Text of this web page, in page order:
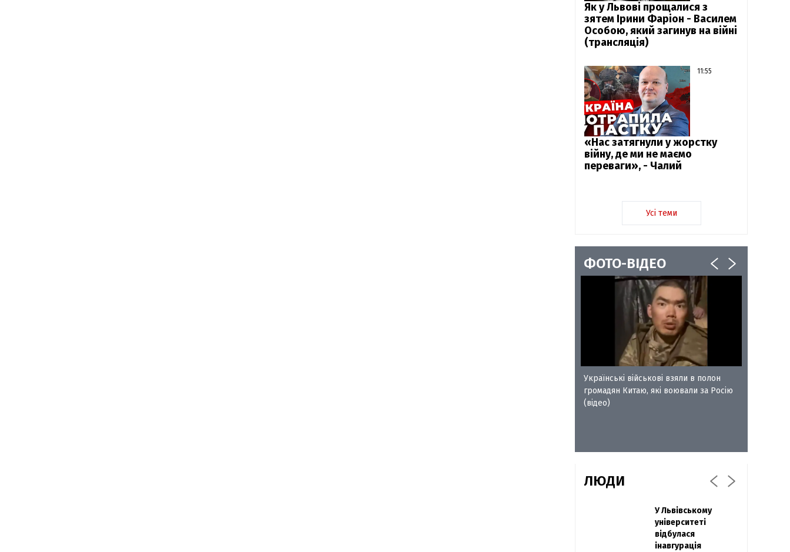
Як у Львові прощалися з
зятем Ірини Фаріон - Василем
Особою, який загинув на війні
(трансляція)
11:55
«Нас затягнули у жорстку
війну, де ми не маємо
переваги», - Чалий
Усі теми
ФОТО-ВІДЕО
Українські військові взяли в полон
громадян Китаю, які воювали за Росію
(відео)
ЛЮДИ
Павло Дак
«Час не лікує, лише
притуплює біль»:
сестра загиблого
Захисник
"Азовсталі" Діанов
вдруге одружився
та показав фото з
У Львівському
університеті
відбулася
інавгурація